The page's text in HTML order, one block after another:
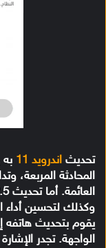
تحديث اندرويد 11
المحادثة المربعة،
وكذلك لتحسين
يقوم بتحديث هاتفه